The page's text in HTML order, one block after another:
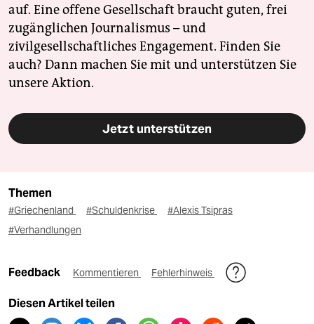
auf. Eine offene Gesellschaft braucht guten, frei
zugänglichen Journalismus – und
zivilgesellschaftliches Engagement. Finden Sie
auch? Dann machen Sie mit und unterstützen Sie
unsere Aktion.
Jetzt unterstützen
Themen
#Griechenland #Schuldenkrise
#Alexis Tsipras
#Verhandlungen
Feedback Kommentieren Fehlerhinweis
Diesen Artikel teilen